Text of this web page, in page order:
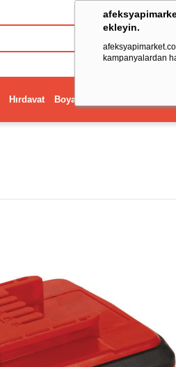
ekleyin.
kampanyalardan
Hırdavat Boya